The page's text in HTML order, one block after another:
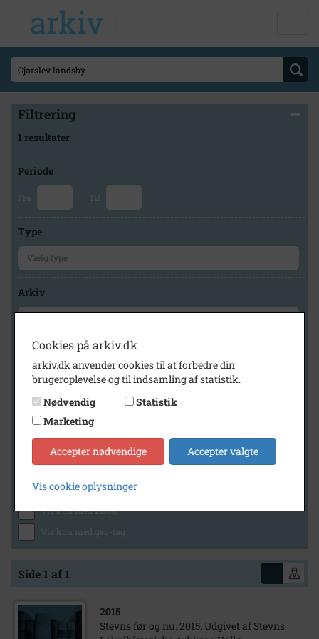
Filtrering
1 resultater
Periode
Fra Til
Type
Arkiv
Geografi
Generelt
Vis kun med billeder
Vis kun med lydklip
Vis kun med kilder
Vis kun med geo-tag
Side 1 af 1
2015
Stevns før og nu. 2015. Udgivet af Stevns
Cookies på arkiv.dk
arkiv.dk anvender cookies til at forbedre din
brugeroplevelse og til indsamling af statistik.
Nødvendig
Statistik
Marketing
Accepter nødvendige Accepter valgte
Vis cookie oplysninger